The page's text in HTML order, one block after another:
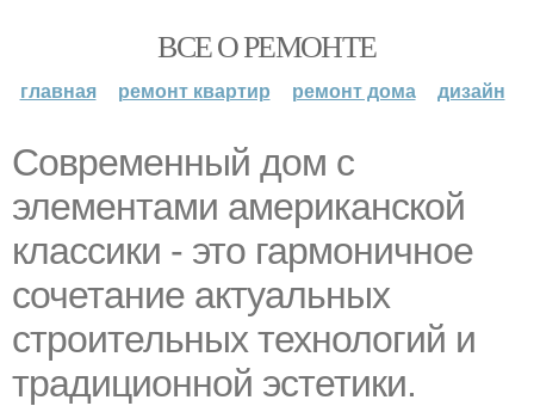
ВСЕ О РЕМОНТЕ
главная ремонт квартир ремонт дома дизайн
Современный дом с
элементами американской
классики - это гармоничное
сочетание актуальных
строительных технологий и
традиционной эстетики.